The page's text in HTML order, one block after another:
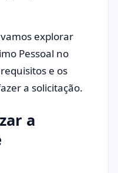
explorar
Pessoal no
e os
a solicitação.
a